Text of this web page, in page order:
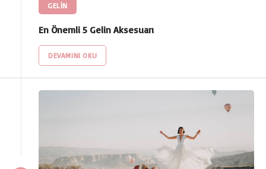
GELİN
En Önemli 5 Gelin Aksesuarı
DEVAMINI OKU